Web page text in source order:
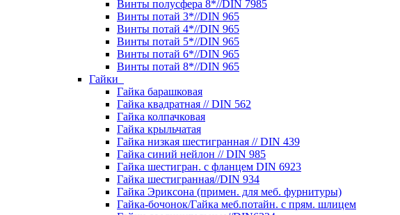
Винты полусфера 8*//DIN 7985
Винты потай 3*//DIN 965
Винты потай 4*//DIN 965
Винты потай 5*//DIN 965
Винты потай 6*//DIN 965
Винты потай 8*//DIN 965
Гайки
Гайка барашковая
Гайка квадратная // DIN 562
Гайка колпачковая
Гайка крыльчатая
Гайка низкая шестигранная // DIN 439
Гайка синий нейлон // DIN 985
Гайка шестигран. с фланцем DIN 6923
Гайка шестигранная//DIN 934
Гайка Эриксона (примен. для меб. фурнитуры)
Гайка-бочонок/Гайка меб.потайн. с прям. шлицем